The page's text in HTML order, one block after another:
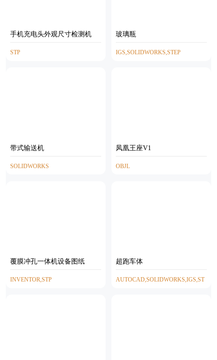
手机充电头外观尺寸检测机
STP
玻璃瓶
IGS,SOLIDWORKS,STEP
带式输送机
SOLIDWORKS
凤凰王座V1
OBJL
覆膜冲孔一体机设备图纸
INVENTOR,STP
超跑车体
AUTOCAD,SOLIDWORKS,IGS,ST